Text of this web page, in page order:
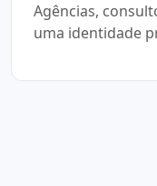
Agências,
uma identidade